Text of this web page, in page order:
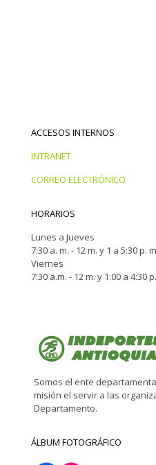
ACCESOS INTERNOS
INTRANET
CORREO ELECTRÓNICO
HORARIOS
Lunes a Jueves
7:30 a. m. - 12 m. y 1 a 5:30 p.
Viernes
7:30 a.m. - 12 m. y 1:00 a 4:30
Somos el ente
misión el servir a las
Departamento.
ÁLBUM FOTOGRÁFICO